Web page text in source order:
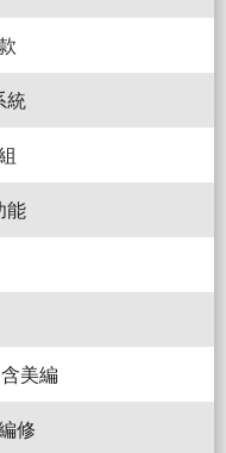
統
能
美編
修